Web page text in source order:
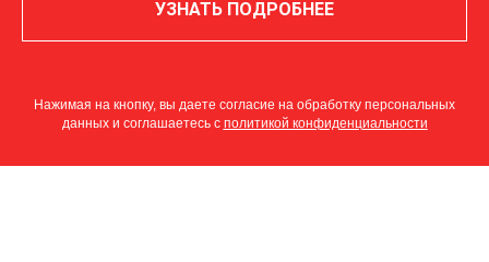
УЗНАТЬ ПОДРОБНЕЕ
Нажимая на кнопку, вы даете согласие на обработку персональных
данных и соглашаетесь c политикой конфиденциальности